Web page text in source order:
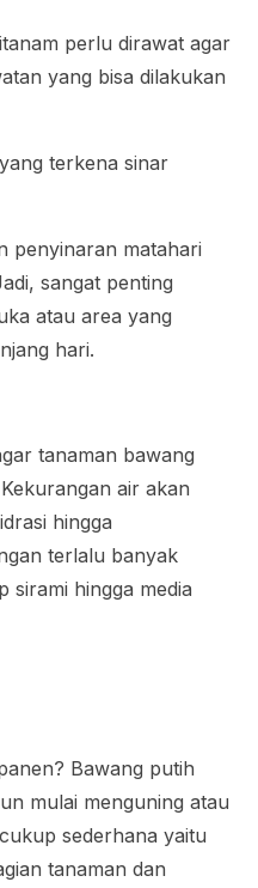
perlu dirawat agar
yang bisa dilakukan
terkena sinar
penyinaran matahari
sangat penting
atau area yang
hari.
tanaman bawang
air akan
hingga
terlalu banyak
sirami hingga media
Bawang putih
mulai menguning atau
sederhana yaitu
tanaman dan